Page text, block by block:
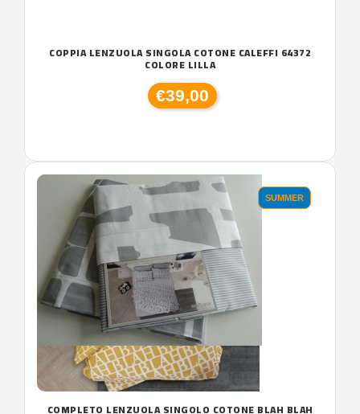
COPPIA LENZUOLA SINGOLA COTONE CALEFFI 64372
COLORE LILLA
€39,00
SUMMER
COMPLETO LENZUOLA SINGOLO COTONE BLAH BLAH